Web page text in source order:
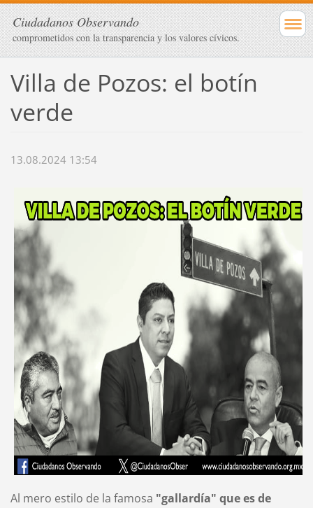
Ciudadanos Observando
comprometidos con la transparencia y los valores cívicos.
Villa de Pozos: el botín
verde
13.08.2024 13:54
Al mero estilo de la famosa "gallardía" que es de